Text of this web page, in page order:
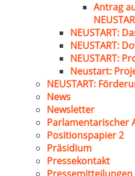
Antrag
NEUSTART:
NEUSTART:
NEUSTART:
Neustart:
NEUSTART:
News
Newsletter
Parlamentarischer
Positionspapier 2
Präsidium
Pressekontakt